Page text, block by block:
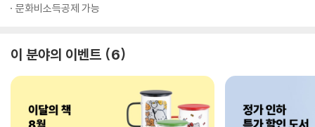
문화비소득공제 가능
이 분야의 이벤트 6